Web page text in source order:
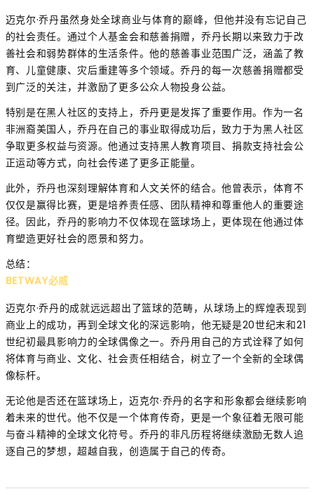
迈克尔·乔丹虽然身处全球商业与体育的巅峰，但他并没有忘记自己
的社会责任。通过个人基金会和慈善捐赠，乔丹长期以来致力于改
善社会和弱势群体的生活条件。他的慈善事业范围广泛，涵盖了教
育、儿童健康、灾后重建等多个领域。乔丹的每一次慈善捐赠都受
到广泛的关注，并激励了更多公众人物投身公益。
特别是在黑人社区的支持上，乔丹更是发挥了重要作用。作为一名
非洲裔美国人，乔丹在自己的事业取得成功后，致力于为黑人社区
争取更多权益与资源。他通过支持黑人教育项目、捐款支持社会公
正运动等方式，向社会传递了更多正能量。
此外，乔丹也深刻理解体育和人文关怀的结合。他曾表示，体育不
仅仅是赢得比赛，更是培养责任感、团队精神和尊重他人的重要途
径。因此，乔丹的影响力不仅体现在篮球场上，更体现在他通过体
育塑造更好社会的愿景和努力。
总结：
BETWAY必威
迈克尔·乔丹的成就远远超出了篮球的范畴，从球场上的辉煌表现到
商业上的成功，再到全球文化的深远影响，他无疑是20世纪末和21
世纪初最具影响力的全球偶像之一。乔丹用自己的方式诠释了如何
将体育与商业、文化、社会责任相结合，树立了一个全新的全球偶
像标杆。
无论他是否还在篮球场上，迈克尔·乔丹的名字和形象都会继续影响
着未来的世代。他不仅是一个体育传奇，更是一个象征着无限可能
与奋斗精神的全球文化符号。乔丹的非凡历程将继续激励无数人追
逐自己的梦想，超越自我，创造属于自己的传奇。